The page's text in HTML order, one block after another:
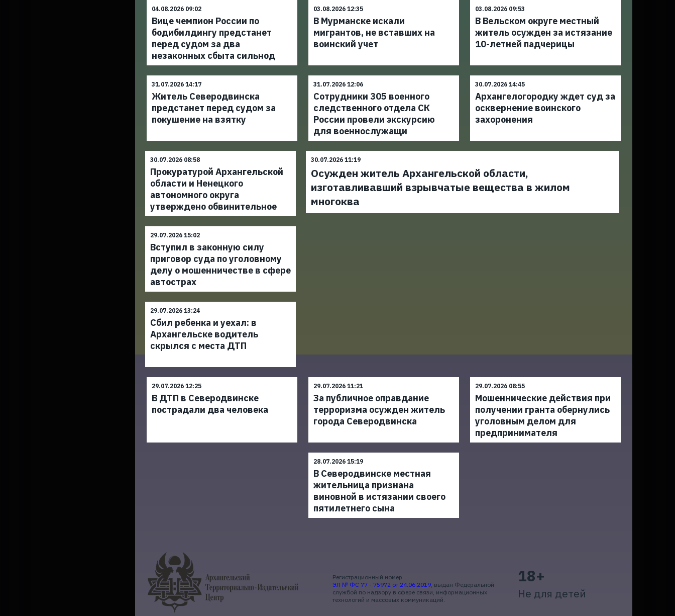
04.08.2026 09:02
Вице чемпион России по
бодибилдингу предстанет
перед судом за два
незаконных сбыта сильнод
03.08.2026 12:35
В Мурманске искали
мигрантов, не вставших на
воинский учет
03.08.2026 09:53
В Вельском округе местный
житель осужден за истязание
10-летней падчерицы
31.07.2026 14:17
Житель Северодвинска
предстанет перед судом за
покушение на взятку
31.07.2026 12:06
Сотрудники 305 военного
следственного отдела СК
России провели экскурсию
для военнослужащи
30.07.2026 14:45
Архангелогородку ждет суд за
осквернение воинского
захоронения
30.07.2026 11:19
Осужден житель Архангельской области,
изготавливавший взрывчатые вещества в жилом
многоква
30.07.2026 08:58
Прокуратурой Архангельской
области и Ненецкого
автономного округа
утверждено обвинительное
29.07.2026 15:02
Вступил в законную силу
приговор суда по уголовному
делу о мошенничестве в сфере
автострах
29.07.2026 13:24
Сбил ребенка и уехал: в
Архангельске водитель
скрылся с места ДТП
29.07.2026 12:25
В ДТП в Северодвинске
пострадали два человека
29.07.2026 11:21
За публичное оправдание
терроризма осужден житель
города Северодвинска
29.07.2026 08:55
Мошеннические действия при
получении гранта обернулись
уголовным делом для
предпринимателя
28.07.2026 15:19
В Северодвинске местная
жительница признана
виновной в истязании своего
пятилетнего сына
Регистрационный номер
ЭЛ № ФС 77 - 75972 от 24.06.2019, выдан Федеральной
службой по надзору в сфере связи, информационных
технологий и массовых коммуникаций.
18+
Не для детей